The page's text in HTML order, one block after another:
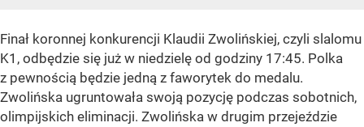
Finał koronnej konkurencji Klaudii Zwolińskiej, czyli slalomu
K1, odbędzie się już w niedzielę od godziny 17:45. Polka
z pewnością będzie jedną z faworytek do medalu.
Zwolińska ugruntowała swoją pozycję podczas sobotnich,
olimpijskich eliminacji. Zwolińska w drugim przejeździe